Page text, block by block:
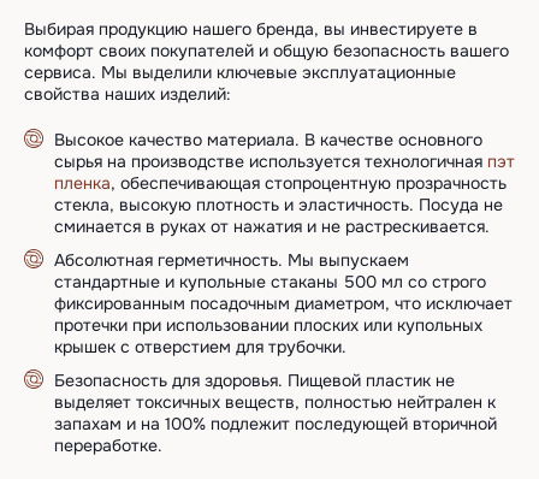
Выбирая продукцию нашего бренда, вы инвестируете в
комфорт своих покупателей и общую безопасность вашего
сервиса. Мы выделили ключевые эксплуатационные
свойства наших изделий:
Высокое качество материала. В качестве основного
сырья на производстве используется технологичная пэт
пленка, обеспечивающая стопроцентную прозрачность
стекла, высокую плотность и эластичность. Посуда не
сминается в руках от нажатия и не растрескивается.
Абсолютная герметичность. Мы выпускаем
стандартные и купольные стаканы 500 мл со строго
фиксированным посадочным диаметром, что исключает
протечки при использовании плоских или купольных
крышек с отверстием для трубочки.
Безопасность для здоровья. Пищевой пластик не
выделяет токсичных веществ, полностью нейтрален к
запахам и на 100% подлежит последующей вторичной
переработке.